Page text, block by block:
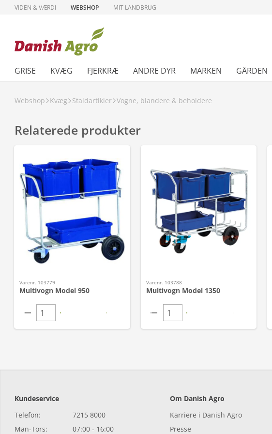
VIDEN & VÆRDI WEBSHOP MIT LANDBRUG
GRISE KVÆG FJERKRÆ ANDRE DYR MARKEN GÅRDEN
Webshop Kvæg Staldartikler Vogne, blandere & beholdere
Relaterede produkter
Varenr. 103779
Multivogn Model 950
Varenr. 103788
Multivogn Model 1350
Kundeservice
Telefon:
7215 8000
Man-Tors:
07:00 - 16:00
Om Danish Agro
Karriere i Danish Agro
Presse